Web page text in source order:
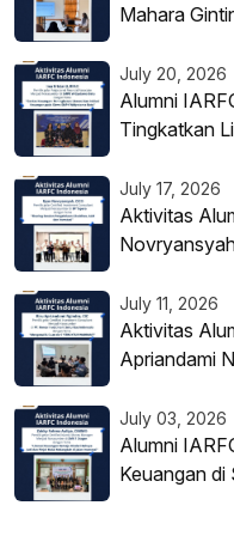
Mahara
July 20, 2026
Alumni
Tingkatkan
July 17, 2026
Aktivitas
July 11, 2026
Aktivitas
Apriandami
Investment
July 03, 2026
Alumni
Keuangan di